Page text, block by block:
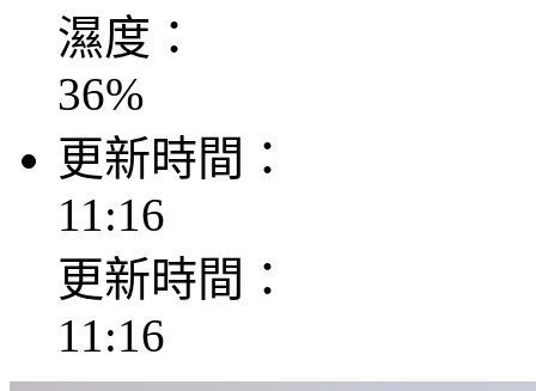
濕度：
36%
更新時間：
11:16
更新時間：
11:16